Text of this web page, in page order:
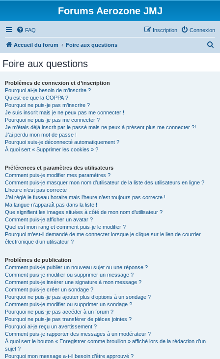
Forums Aerozone JMJ
FAQ Connexion
Inscription
Accueil du forum Foire aux questions
Foire aux questions
Problèmes de connexion et d’inscription
Pourquoi ai-je besoin de m’inscrire ?
Qu’est-ce que la COPPA ?
Pourquoi ne puis-je pas m’inscrire ?
Je suis inscrit mais je ne peux pas me connecter !
Pourquoi ne puis-je pas me connecter ?
Je m’étais déjà inscrit par le passé mais ne peux à présent plus me connecter ?!
J’ai perdu mon mot de passe !
Pourquoi suis-je déconnecté automatiquement ?
À quoi sert « Supprimer les cookies » ?
Préférences et paramètres des utilisateurs
Comment puis-je modifier mes paramètres ?
Comment puis-je masquer mon nom d’utilisateur de la liste des utilisateurs en ligne ?
L’heure n’est pas correcte !
J’ai réglé le fuseau horaire mais l’heure n’est toujours pas correcte !
Ma langue n’apparaît pas dans la liste !
Que signifient les images situées à côté de mon nom d’utilisateur ?
Comment puis-je afficher un avatar ?
Quel est mon rang et comment puis-je le modifier ?
Pourquoi m’est-il demandé de me connecter lorsque je clique sur le lien de courrier
électronique d’un utilisateur ?
Problèmes de publication
Comment puis-je publier un nouveau sujet ou une réponse ?
Comment puis-je modifier ou supprimer un message ?
Comment puis-je insérer une signature à mon message ?
Comment puis-je créer un sondage ?
Pourquoi ne puis-je pas ajouter plus d’options à un sondage ?
Comment puis-je modifier ou supprimer un sondage ?
Pourquoi ne puis-je pas accéder à un forum ?
Pourquoi ne puis-je pas transférer de pièces jointes ?
Pourquoi ai-je reçu un avertissement ?
Comment puis-je rapporter des messages à un modérateur ?
À quoi sert le bouton « Enregistrer comme brouillon » affiché lors de la rédaction d’un
sujet ?
Pourquoi mon message a-t-il besoin d’être approuvé ?